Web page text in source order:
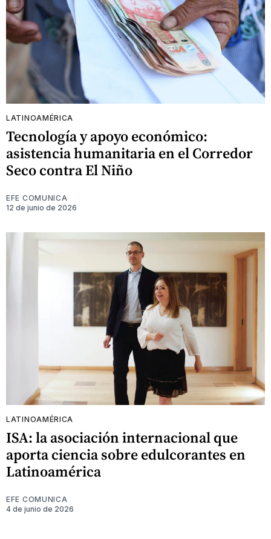
LATINOAMÉRICA
Tecnología y apoyo económico:
asistencia humanitaria en el Corredor
Seco contra El Niño
EFE COMUNICA
12 de junio de 2026
LATINOAMÉRICA
ISA: la asociación internacional que
aporta ciencia sobre edulcorantes en
Latinoamérica
EFE COMUNICA
4 de junio de 2026